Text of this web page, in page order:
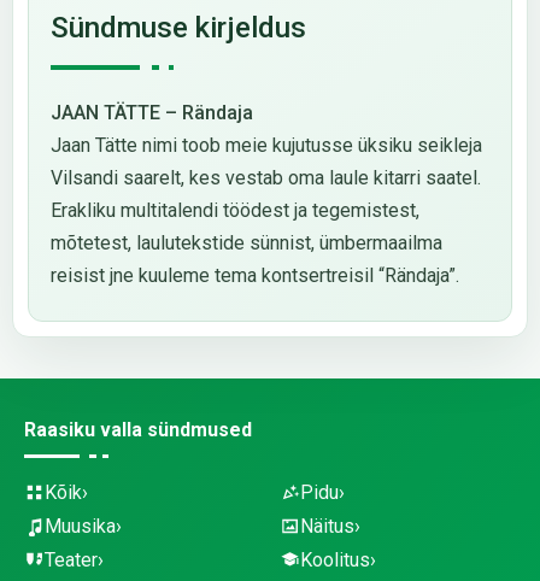
Sündmuse kirjeldus
JAAN TÄTTE – Rändaja
Jaan Tätte nimi toob meie kujutusse üksiku seikleja
Vilsandi saarelt, kes vestab oma laule kitarri saatel.
Erakliku multitalendi töödest ja tegemistest,
mõtetest, laulutekstide sünnist, ümbermaailma
reisist jne kuuleme tema kontsertreisil “Rändaja”.
Raasiku valla sündmused
Kõik
Muusika
Teater
Pidu
Näitus
Koolitus